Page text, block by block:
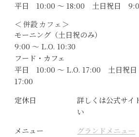
平日 10:00 ～ 18:00 土日祝日
＜併設カフェ＞
モーニング（土日祝のみ）
9:00 ～ L.O. 10:30
フード・カフェ
平日 10:00 ～ L.O. 17:00 土日祝
17:00
定休日
詳しくは公式サイ
い
メニュー
グランドメニュー